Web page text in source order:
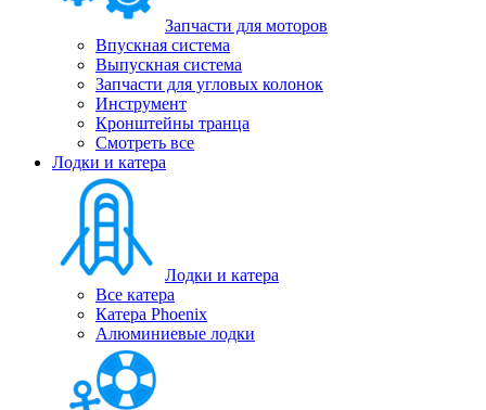
Запчасти для моторов
Впускная система
Выпускная система
Запчасти для угловых колонок
Инструмент
Кронштейны транца
Смотреть все
Лодки и катера
Лодки и катера
Все катера
Катера Phoenix
Алюминиевые лодки